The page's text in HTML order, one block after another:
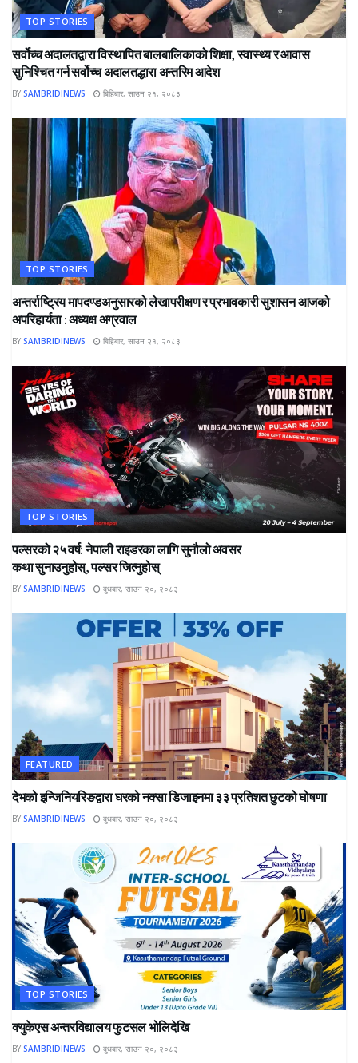
TOP STORIES
सर्वोच्च अदालतद्वारा विस्थापित बालबालिकाको शिक्षा, स्वास्थ्य र आवास
सुनिश्चित गर्न सर्वोच्च अदालतद्धारा अन्तरिम आदेश
BY SAMBRIDINEWS बिहिबार, साउन २१, २०८३
TOP STORIES
अन्तर्राष्ट्रिय मापदण्डअनुसारको लेखापरीक्षण र प्रभावकारी सुशासन आजको
अपरिहार्यता : अध्यक्ष अग्रवाल
BY SAMBRIDINEWS बिहिबार, साउन २१, २०८३
TOP STORIES
पल्सरको २५ वर्ष: नेपाली राइडरका लागि सुनौलो अवसर
कथा सुनाउनुहोस्, पल्सर जित्नुहोस्
BY SAMBRIDINEWS बुधबार, साउन २०, २०८३
FEATURED
देभको इन्जिनियरिङद्वारा घरको नक्सा डिजाइनमा ३३ प्रतिशत छुटको घोषणा
BY SAMBRIDINEWS बुधबार, साउन २०, २०८३
TOP STORIES
क्युकेएस अन्तरविद्यालय फुटसल भोलिदेखि
BY SAMBRIDINEWS बुधबार, साउन २०, २०८३